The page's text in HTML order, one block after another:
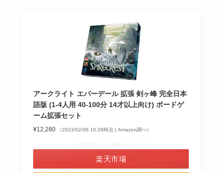
アークライト エバーデール 拡張 剣ヶ峰 完全日本
語版 (1-4人用 40-100分 14才以上向け) ボードゲ
ーム拡張セット
¥12,280 （2023/02/06 10:26時点 | Amazon調べ）
楽天市場